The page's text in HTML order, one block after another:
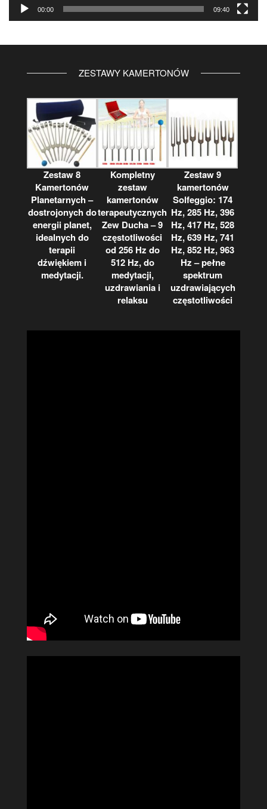
00:00 09:40
ZESTAWY KAMERTONÓW
Zestaw 8
Kamertonów
Planetarnych –
dostrojonych do
energii planet,
idealnych do
terapii
dźwiękiem i
medytacji.
Kompletny
zestaw
kamertonów
terapeutycznych
Zew Ducha – 9
częstotliwości
od 256 Hz do
512 Hz, do
medytacji,
uzdrawiania i
relaksu
Zestaw 9
kamertonów
Solfeggio: 174
Hz, 285 Hz, 396
Hz, 417 Hz, 528
Hz, 639 Hz, 741
Hz, 852 Hz, 963
Hz – pełne
spektrum
uzdrawiających
częstotliwości